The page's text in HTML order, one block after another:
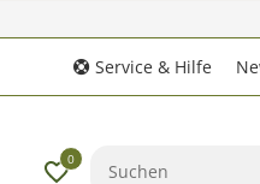
Service & Hilfe
0